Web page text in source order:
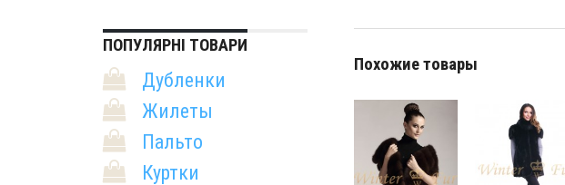
Похожие товары
ПОПУЛЯРНІ ТОВАРИ
Дубленки
Жилеты
Пальто
Куртки